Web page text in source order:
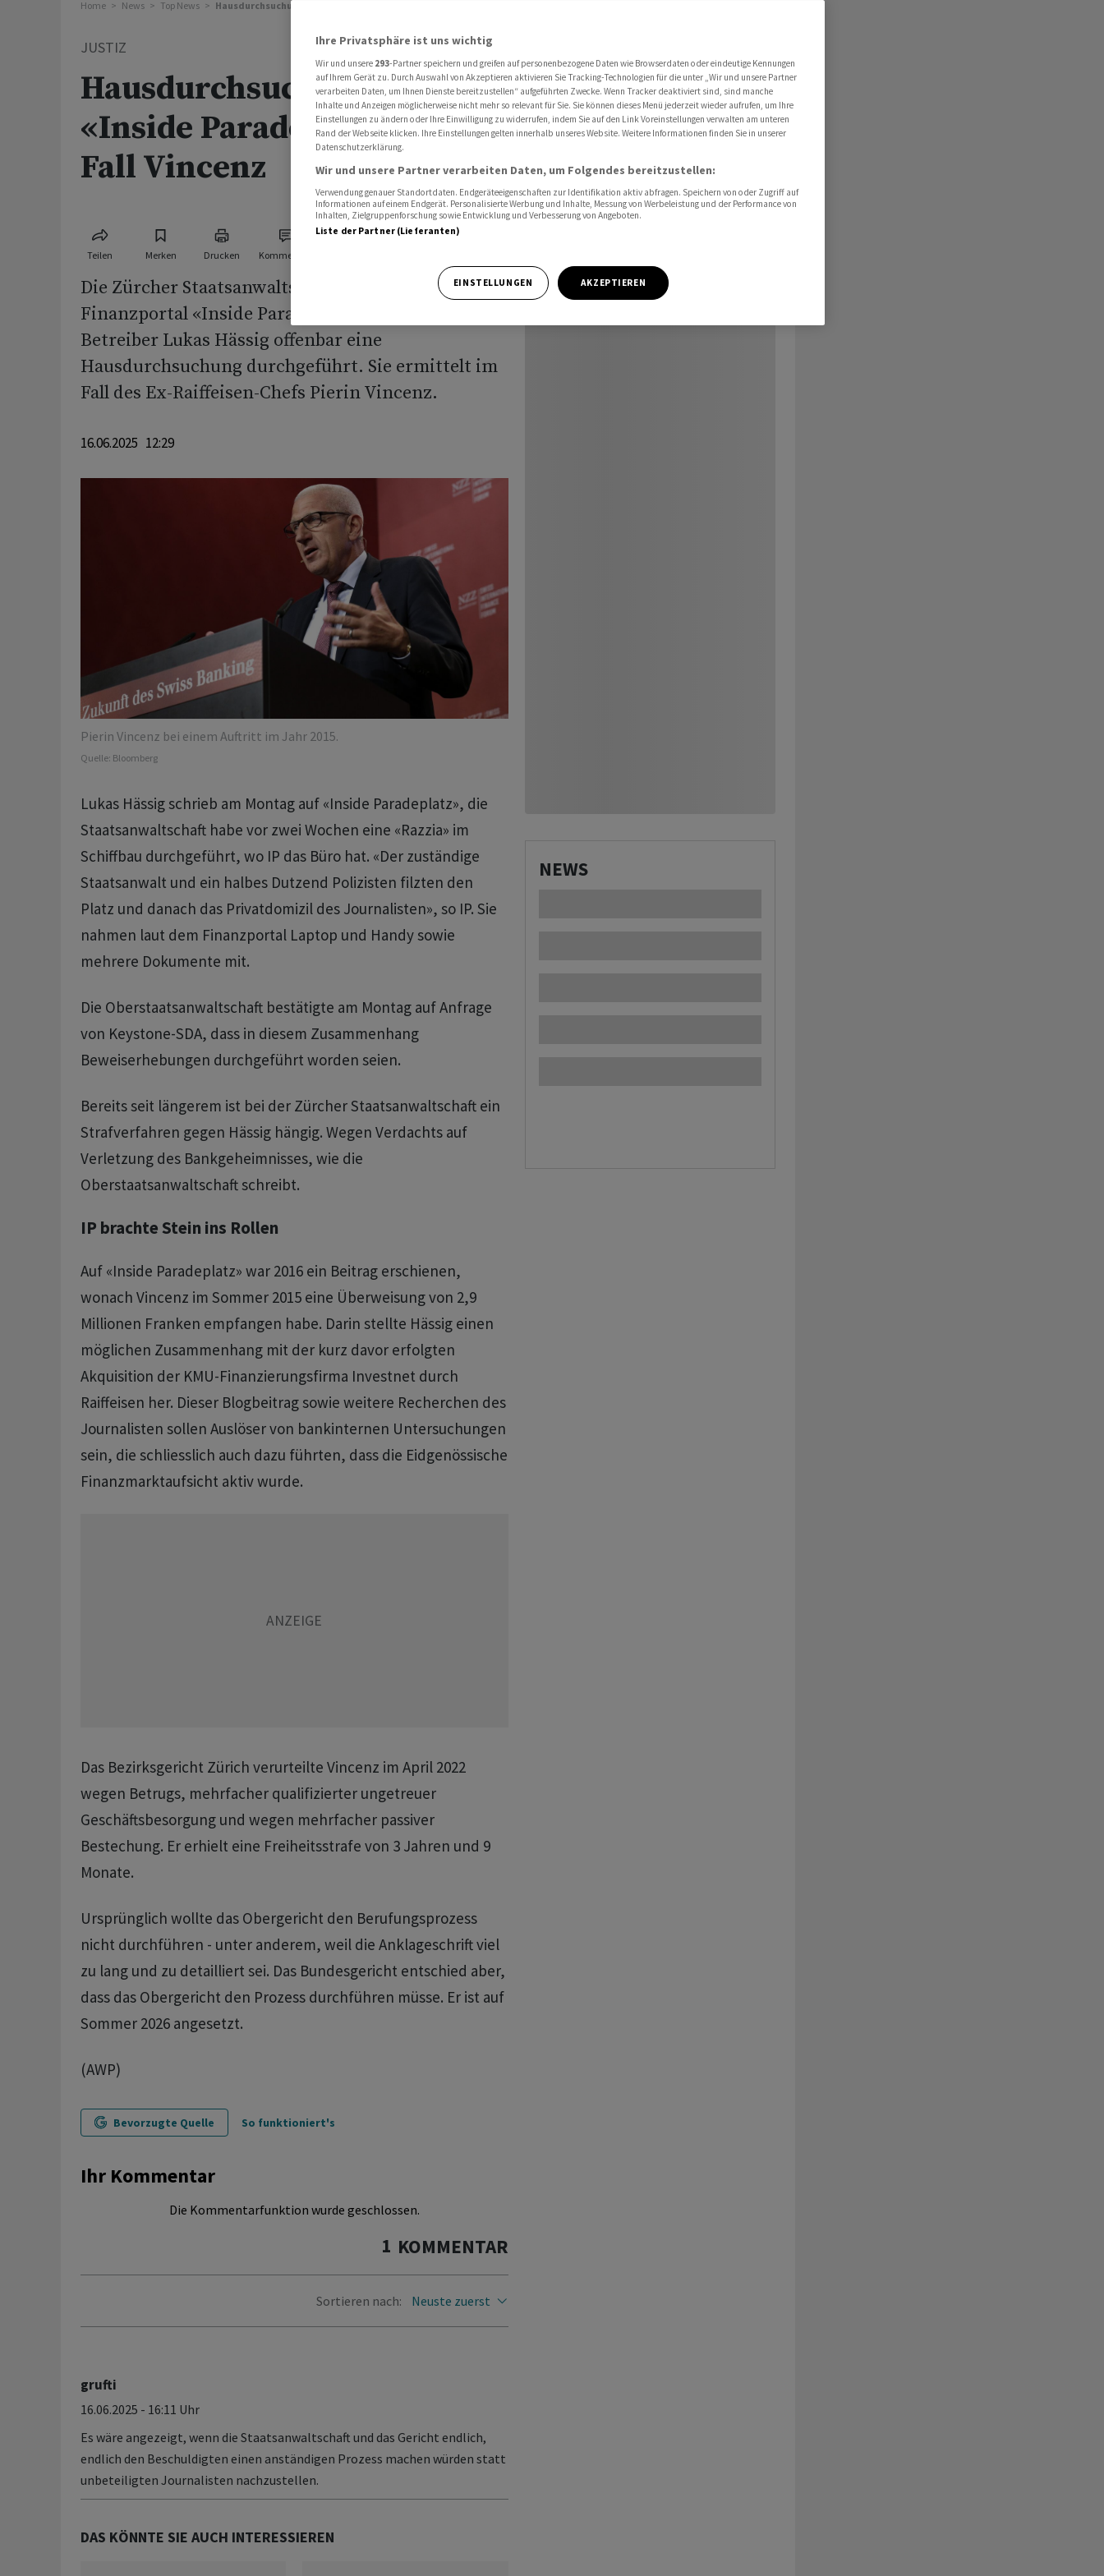
Home News Top News Hausdurchsuchung bei «Inside Paradeplatz» wegen Fall Vincenz
JUSTIZ
Hausdurchsuchung bei
«Inside Paradeplatz» wegen
Fall Vincenz
Teilen Merken Drucken Kommentare
Die Zürcher Staatsanwaltschaft hat beim
Finanzportal «Inside Paradeplatz» (IP) und dessen
Betreiber Lukas Hässig offenbar eine
Hausdurchsuchung durchgeführt. Sie ermittelt im
Fall des Ex-Raiffeisen-Chefs Pierin Vincenz.
16.06.2025 12:29
Pierin Vincenz bei einem Auftritt im Jahr 2015.
Quelle: Bloomberg
Lukas Hässig schrieb am Montag auf «Inside Paradeplatz», die
Staatsanwaltschaft habe vor zwei Wochen eine «Razzia» im
Schiffbau durchgeführt, wo IP das Büro hat. «Der zuständige
Staatsanwalt und ein halbes Dutzend Polizisten filzten den
Platz und danach das Privatdomizil des Journalisten», so IP. Sie
nahmen laut dem Finanzportal Laptop und Handy sowie
mehrere Dokumente mit.
Die Oberstaatsanwaltschaft bestätigte am Montag auf Anfrage
von Keystone-SDA, dass in diesem Zusammenhang
Beweiserhebungen durchgeführt worden seien.
Bereits seit längerem ist bei der Zürcher Staatsanwaltschaft ein
Strafverfahren gegen Hässig hängig. Wegen Verdachts auf
Verletzung des Bankgeheimnisses, wie die
Oberstaatsanwaltschaft schreibt.
IP brachte Stein ins Rollen
Auf «Inside Paradeplatz» war 2016 ein Beitrag erschienen,
wonach Vincenz im Sommer 2015 eine Überweisung von 2,9
Millionen Franken empfangen habe. Darin stellte Hässig einen
möglichen Zusammenhang mit der kurz davor erfolgten
Akquisition der KMU-Finanzierungsfirma Investnet durch
Raiffeisen her. Dieser Blogbeitrag sowie weitere Recherchen des
Journalisten sollen Auslöser von bankinternen Untersuchungen
sein, die schliesslich auch dazu führten, dass die Eidgenössische
Finanzmarktaufsicht aktiv wurde.
Das Bezirksgericht Zürich verurteilte Vincenz im April 2022
wegen Betrugs, mehrfacher qualifizierter ungetreuer
Geschäftsbesorgung und wegen mehrfacher passiver
Bestechung. Er erhielt eine Freiheitsstrafe von 3 Jahren und 9
Monate.
Ursprünglich wollte das Obergericht den Berufungsprozess
nicht durchführen - unter anderem, weil die Anklageschrift viel
zu lang und zu detailliert sei. Das Bundesgericht entschied aber,
dass das Obergericht den Prozess durchführen müsse. Er ist auf
Sommer 2026 angesetzt.
(AWP)
Bevorzugte Quelle So funktioniert's
Ihr Kommentar
Die Kommentarfunktion wurde geschlossen.
1 KOMMENTAR
Sortieren nach: Neuste zuerst
grufti
16.06.2025 - 16:11 Uhr
Es wäre angezeigt, wenn die Staatsanwaltschaft und das Gericht endlich,
endlich den Beschuldigten einen anständigen Prozess machen würden statt
unbeteiligten Journalisten nachzustellen.
DAS KÖNNTE SIE AUCH INTERESSIEREN
NEWS
Ihre Privatsphäre ist uns wichtig
Wir und unsere 293-Partner speichern und greifen auf personenbezogene Daten wie Browserdaten oder eindeutige Kennungen
auf Ihrem Gerät zu. Durch Auswahl von Akzeptieren aktivieren Sie Tracking-Technologien für die unter „Wir und unsere Partner
verarbeiten Daten, um Ihnen Dienste bereitzustellen“ aufgeführten Zwecke. Wenn Tracker deaktiviert sind, sind manche
Inhalte und Anzeigen möglicherweise nicht mehr so relevant für Sie. Sie können dieses Menü jederzeit wieder aufrufen, um Ihre
Einstellungen zu ändern oder Ihre Einwilligung zu widerrufen, indem Sie auf den Link Voreinstellungen verwalten am unteren
Rand der Webseite klicken. Ihre Einstellungen gelten innerhalb unseres Website. Weitere Informationen finden Sie in unserer
Datenschutzerklärung.
Wir und unsere Partner verarbeiten Daten, um Folgendes bereitzustellen:
Verwendung genauer Standortdaten. Endgeräteeigenschaften zur Identifikation aktiv abfragen. Speichern von oder Zugriff auf
Informationen auf einem Endgerät. Personalisierte Werbung und Inhalte, Messung von Werbeleistung und der Performance von
Inhalten, Zielgruppenforschung sowie Entwicklung und Verbesserung von Angeboten.
Liste der Partner (Lieferanten)
EINSTELLUNGEN AKZEPTIEREN